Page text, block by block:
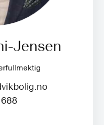
Jensen